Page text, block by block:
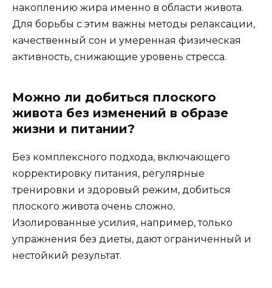
накоплению жира именно в области живота.
Для борьбы с этим важны методы релаксации,
качественный сон и умеренная физическая
активность, снижающие уровень стресса.
Можно ли добиться плоского
живота без изменений в образе
жизни и питании?
Без комплексного подхода, включающего
корректировку питания, регулярные
тренировки и здоровый режим, добиться
плоского живота очень сложно.
Изолированные усилия, например, только
упражнения без диеты, дают ограниченный и
нестойкий результат.